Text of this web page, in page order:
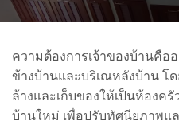
ความต้องการเจ้าของบ้านคือ
ข้างบ้านและบริเณหลังบ้าน โ
ล้างและเก็บของให้เป็นห้องครั
บ้านใหม่ เพื่อปรับทัศนียภาพแ